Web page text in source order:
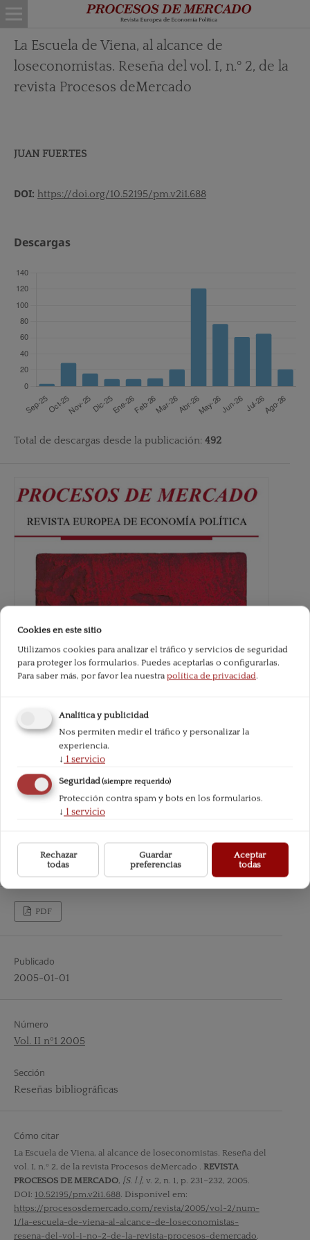
La Escuela de Viena, al alcance de
loseconomistas. Reseña del vol. I, n.º 2, de la
revista Procesos deMercado
JUAN FUERTES
DOI: https://doi.org/10.52195/pm.v2i1.688
Descargas
Total de descargas desde la publicación: 492
PDF
Publicado
2005-01-01
Número
Vol. II nº1 2005
Sección
Reseñas bibliográficas
Cómo citar
La Escuela de Viena, al alcance de loseconomistas. Reseña del
vol. I, n.º 2, de la revista Procesos deMercado . REVISTA
PROCESOS DE MERCADO, [S. l.], v. 2, n. 1, p. 231–232, 2005.
DOI: 10.52195/pm.v2i1.688. Disponível em:
https://procesosdemercado.com/revista/2005/vol-2/num-
1/la-escuela-de-viena-al-alcance-de-loseconomistas-
resena-del-vol-i-no-2-de-la-revista-procesos-demercado
Cookies en este sitio
Utilizamos cookies para analizar el tráfico y servicios de seguridad
para proteger los formularios. Puedes aceptarlas o configurarlas.
Para saber más, por favor lea nuestra política de privacidad.
Analítica y publicidad
Nos permiten medir el tráfico y personalizar la
experiencia.
↓ 1servicio
Seguridad(siempre requerido)
Protección contra spam y bots en los formularios.
↓ 1servicio
Rechazar
todas
Guardar
preferencias
Aceptar
todas